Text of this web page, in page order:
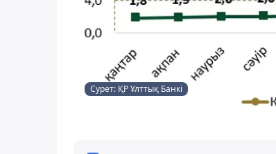
Сурет: ҚР Ұлттық Банкі